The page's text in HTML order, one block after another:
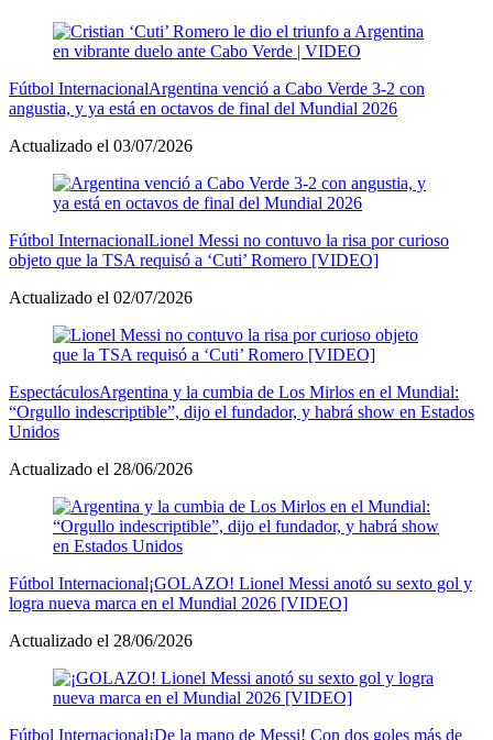
Fútbol InternacionalArgentina venció a Cabo Verde 3-2 con
angustia, y ya está en octavos de final del Mundial 2026
Actualizado el 03/07/2026
Fútbol InternacionalLionel Messi no contuvo la risa por curioso
objeto que la TSA requisó a ‘Cuti’ Romero [VIDEO]
Actualizado el 02/07/2026
EspectáculosArgentina y la cumbia de Los Mirlos en el Mundial:
“Orgullo indescriptible”, dijo el fundador, y habrá show en Estados
Unidos
Actualizado el 28/06/2026
Fútbol Internacional¡GOLAZO! Lionel Messi anotó su sexto gol y
logra nueva marca en el Mundial 2026 [VIDEO]
Actualizado el 28/06/2026
Fútbol Internacional¡De la mano de Messi! Con dos goles más de